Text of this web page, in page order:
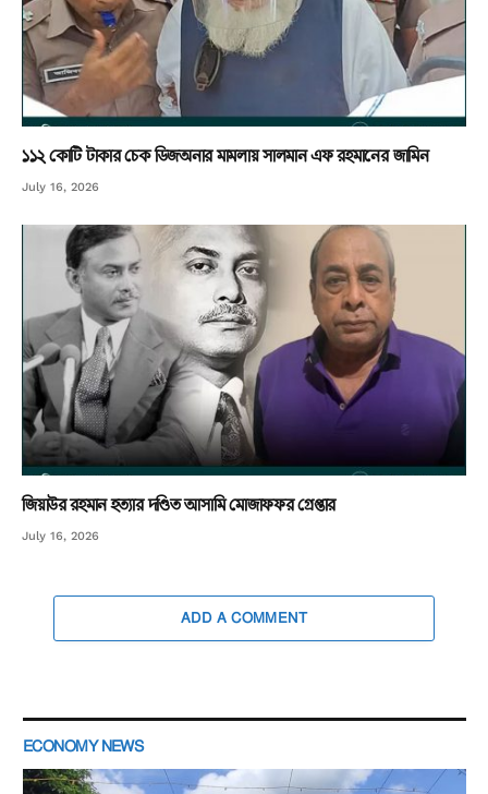
১১২ কোটি টাকার চেক ডিজঅনার মামলায় সালমান এফ রহমানের জামিন
July 16, 2026
জিয়াউর রহমান হত্যার দণ্ডিত আসামি মোজাফফর গ্রেপ্তার
July 16, 2026
ADD A COMMENT
ECONOMY NEWS